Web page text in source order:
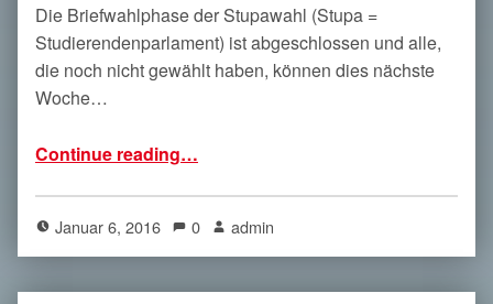
Die Briefwahlphase der Stupawahl (Stupa =
Studierendenparlament) ist abgeschlossen und alle,
die noch nicht gewählt haben, können dies nächste
Woche…
Continue reading…
Januar 6, 2016 0 admin